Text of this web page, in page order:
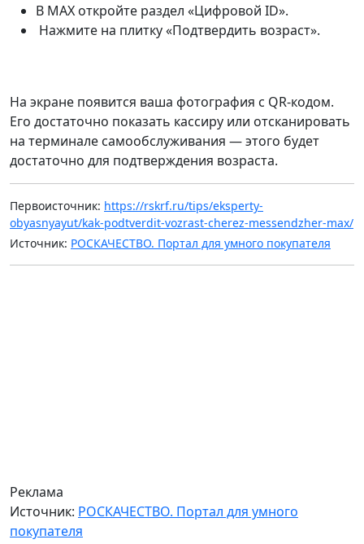
В MAX откройте раздел «Цифровой ID».
Нажмите на плитку «Подтвердить возраст».
На экране появится ваша фотография с QR-кодом.
Его достаточно показать кассиру или отсканировать
на терминале самообслуживания — этого будет
достаточно для подтверждения возраста.
Первоисточник: https://rskrf.ru/tips/eksperty-
obyasnyayut/kak-podtverdit-vozrast-cherez-messendzher-max/
Источник: РОСКАЧЕСТВО. Портал для умного покупателя
Реклама
Источник: РОСКАЧЕСТВО. Портал для умного
покупателя